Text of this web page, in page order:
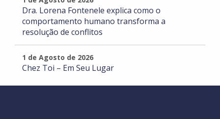
Dra. Lorena Fontenele explica como o
comportamento humano transforma a
resolução de conflitos
1 de Agosto de 2026
Chez Toi – Em Seu Lugar